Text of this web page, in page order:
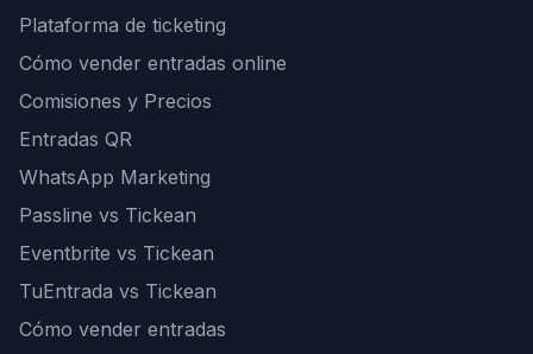
Plataforma de ticketing
Cómo vender entradas online
Comisiones y Precios
Entradas QR
WhatsApp Marketing
Passline vs Tickean
Eventbrite vs Tickean
TuEntrada vs Tickean
Cómo vender entradas